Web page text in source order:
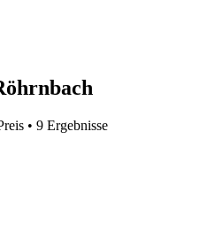
• 9 Ergebnisse